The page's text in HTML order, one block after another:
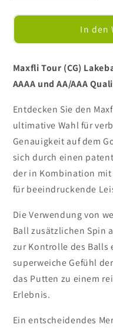
Menge
Maxfli
(CG)
-
/
Lakeballs
für
Maxfli
(CG)
-
/
In den
Maxfli Tour (CG)
AAAA und AA/AAA
Entdecken Sie den
ultimative Wahl für
Genauigkeit auf dem
sich durch einen
der in Kombination
für beeindruckende
Die Verwendung von
Ball zusätzlichen Spin
zur Kontrolle des Balls
superweiche Gefühl
das Putten zu einem
Erlebnis.
Ein entscheidendes